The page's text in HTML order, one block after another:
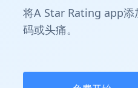
将A Star Rating app添
码或头痛。